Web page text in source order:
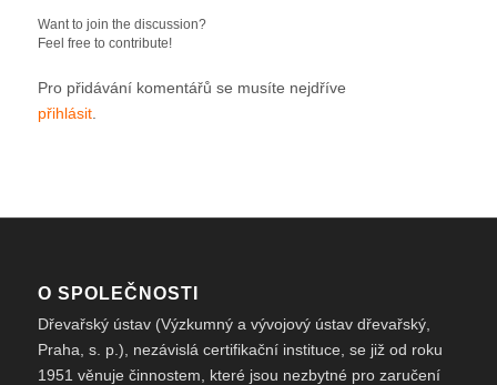
Want to join the discussion?
Feel free to contribute!
Pro přidávání komentářů se musíte nejdříve
přihlásit.
O SPOLEČNOSTI
Dřevařský ústav (Výzkumný a vývojový ústav dřevařský,
Praha, s. p.), nezávislá certifikační instituce, se již od roku
1951 věnuje činnostem, které jsou nezbytné pro zaručení